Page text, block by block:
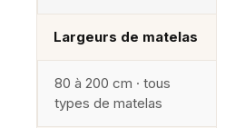
Largeurs de matelas
80 à 200 cm · tous
types de matelas